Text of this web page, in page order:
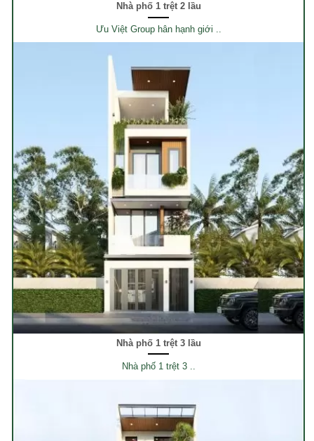
Nhà phố 1 trệt 2 lầu
Ưu Việt Group hân hạnh giới ..
Nhà phố 1 trệt 3 lầu
Nhà phố 1 trệt 3 ..